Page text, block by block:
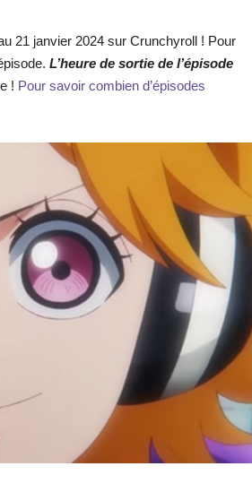
21 janvier 2024 sur Crunchyroll ! Pour
L’heure de sortie de l’épisode
! Pour savoir combien d’épisodes